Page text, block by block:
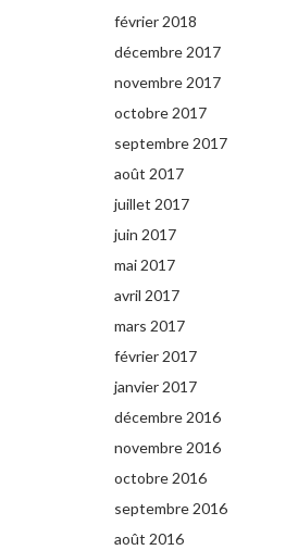
février 2018
décembre 2017
novembre 2017
octobre 2017
septembre 2017
août 2017
juillet 2017
juin 2017
mai 2017
avril 2017
mars 2017
février 2017
janvier 2017
décembre 2016
novembre 2016
octobre 2016
septembre 2016
août 2016